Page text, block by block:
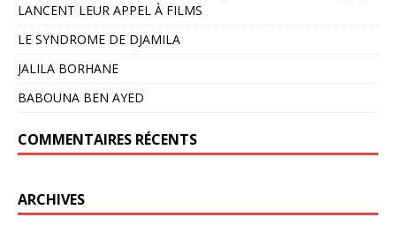
LANCENT LEUR APPEL À FILMS
LE SYNDROME DE DJAMILA
JALILA BORHANE
BABOUNA BEN AYED
COMMENTAIRES RÉCENTS
ARCHIVES